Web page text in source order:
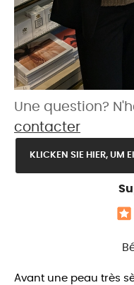
Une question?
contacter
KLICKEN SIE HIER, UM
Avant une peau très